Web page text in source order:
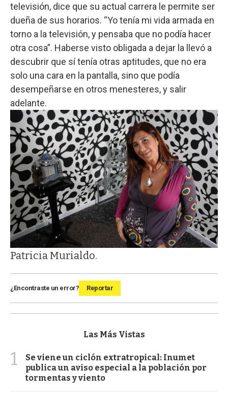
televisión, dice que su actual carrera le permite ser
dueña de sus horarios. “Yo tenía mi vida armada en
torno a la televisión, y pensaba que no podía hacer
otra cosa”. Haberse visto obligada a dejar la llevó a
descubrir que sí tenía otras aptitudes, que no era
solo una cara en la pantalla, sino que podía
desempeñarse en otros menesteres, y salir
adelante.
Patricia Murialdo.
¿Encontraste un error? Reportar
Las Más Vistas
1
Se viene un ciclón extratropical: Inumet
publica un aviso especial a la población por
tormentas y viento